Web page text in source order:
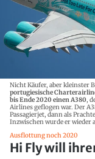
Nicht Käufer, aber kleinster
portugiesische
bis Ende 2020 einen A380,
Airlines geflogen war. Der
Passagierjet, dann als
Inzwischen wurde er wieder
Ausflottung noch 2020
Hi Fly will